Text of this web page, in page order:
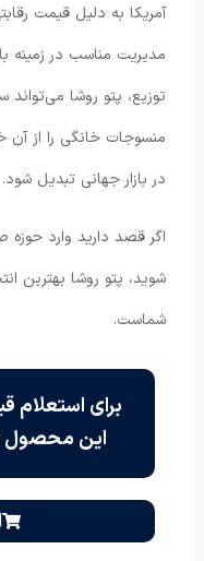
آمریکا به دلیل قیمت
مدیریت مناسب در زمینه
توزیع، پتو روشا می‌تواند
منسوجات خانگی را از آن
در بازار جهانی تبدیل شود.
اگر قصد دارید وارد
شوید، پتو روشا بهترین
شماست.
برای
این محصول